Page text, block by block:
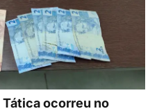
Tática ocorreu no